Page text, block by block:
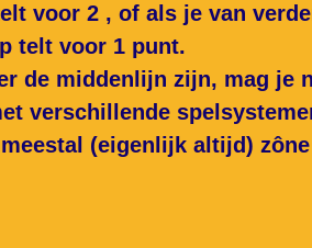
voor 2 , of als je van
telt voor 1 punt.
de middenlijn zijn, mag je
verschillende
(eigenlijk altijd)